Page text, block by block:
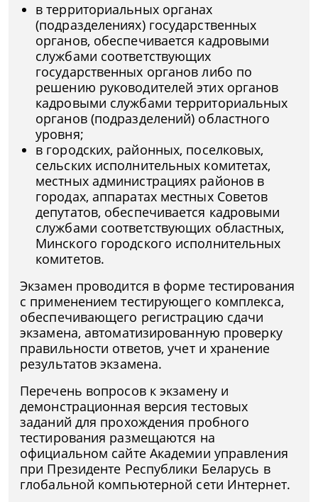
в территориальных органах
(подразделениях) государственных
органов, обеспечивается кадровыми
службами соответствующих
государственных органов либо по
решению руководителей этих органов
кадровыми службами территориальных
органов (подразделений) областного
уровня;
в городских, районных, поселковых,
сельских исполнительных комитетах,
местных администрациях районов в
городах, аппаратах местных Советов
депутатов, обеспечивается кадровыми
службами соответствующих областных,
Минского городского исполнительных
комитетов.
Экзамен проводится в форме тестирования
с применением тестирующего комплекса,
обеспечивающего регистрацию сдачи
экзамена, автоматизированную проверку
правильности ответов, учет и хранение
результатов экзамена.
Перечень вопросов к экзамену и
демонстрационная версия тестовых
заданий для прохождения пробного
тестирования размещаются на
официальном сайте Академии управления
при Президенте Республики Беларусь в
глобальной компьютерной сети Интернет.